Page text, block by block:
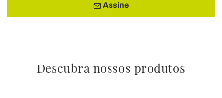
Assine
Descubra nossos produtos